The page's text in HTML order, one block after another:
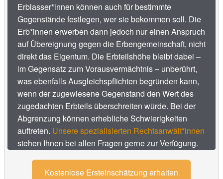
Erblasser*innen können auch für bestimmte
Gegenstände festlegen, wer sie bekommen soll. Die
Erb*innen erwerben dann jedoch nur einen Anspruch
auf Übereignung gegen die Erbengemeinschaft, nicht
direkt das Eigentum. Die Erbteilshöhe bleibt dabei –
im Gegensatz zum Vorausvermächtnis – unberührt,
was ebenfalls Ausgleichspflichten begründen kann,
wenn der zugewiesene Gegenstand den Wert des
zugedachten Erbteils überschreiten würde. Bei der
Abgrenzung können erhebliche Schwierigkeiten
auftreten. Unsere spezialisierten Rechtsanwält*innen
stehen Ihnen bei allen Fragen gerne zur Verfügung.
Kostenlose Ersteinschätzung erhalten